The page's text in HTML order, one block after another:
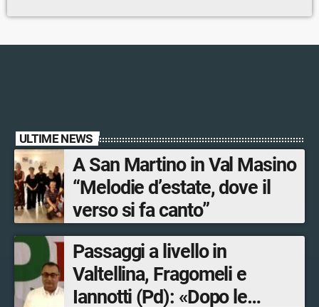
ULTIME NEWS
A San Martino in Val Masino
“Melodie d’estate, dove il
verso si fa canto”
Passaggi a livello in
Valtellina, Fragomeli e
Iannotti (Pd): «Dopo le